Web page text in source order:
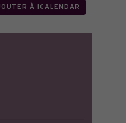
À ICALENDAR